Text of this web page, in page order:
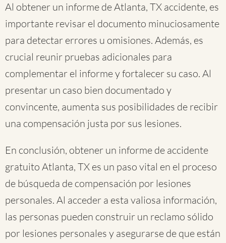
Al obtener un informe de Atlanta, TX accidente, es
importante revisar el documento minuciosamente
para detectar errores u omisiones. Además, es
crucial reunir pruebas adicionales para
complementar el informe y fortalecer su caso. Al
presentar un caso bien documentado y
convincente, aumenta sus posibilidades de recibir
una compensación justa por sus lesiones.
En conclusión, obtener un informe de accidente
gratuito Atlanta, TX es un paso vital en el proceso
de búsqueda de compensación por lesiones
personales. Al acceder a esta valiosa información,
las personas pueden construir un reclamo sólido
por lesiones personales y asegurarse de que están